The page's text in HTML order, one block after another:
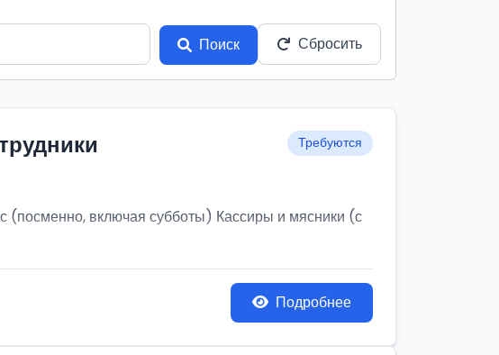
Поиск
Сбросить
Требуются
включая субботы) Кассиры и мясники (с
Подробнее